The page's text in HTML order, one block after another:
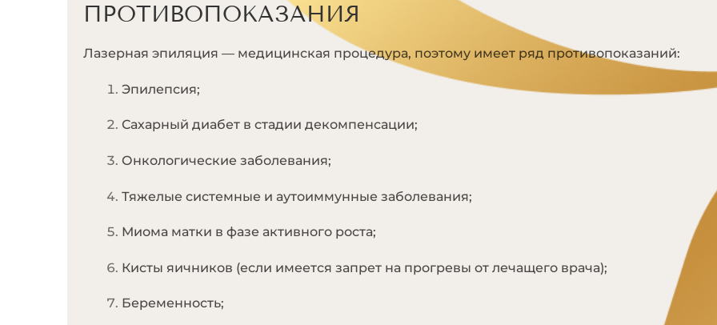
ПРОТИВОПОКАЗАНИЯ
Лазерная эпиляция — медицинская процедура, поэтому имеет ряд противопоказаний:
Эпилепсия;
Сахарный диабет в стадии декомпенсации;
Онкологические заболевания;
Тяжелые системные и аутоиммунные заболевания;
Миома матки в фазе активного роста;
Кисты яичников (если имеется запрет на прогревы от лечащего врача);
Беременность;